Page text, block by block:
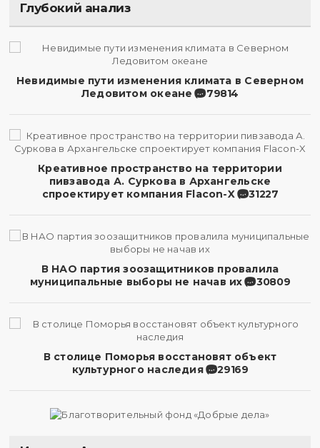
Глубокий анализ
Невидимые пути изменения климата в Северном
Ледовитом океане
79814
Креативное пространство на территории
пивзавода А. Суркова в Архангельске
спроектирует компания Flacon-X
31227
В НАО партия зоозащитников провалила
муниципальные выборы не начав их
30809
В столице Поморья восстановят объект
культурного наследия
29169